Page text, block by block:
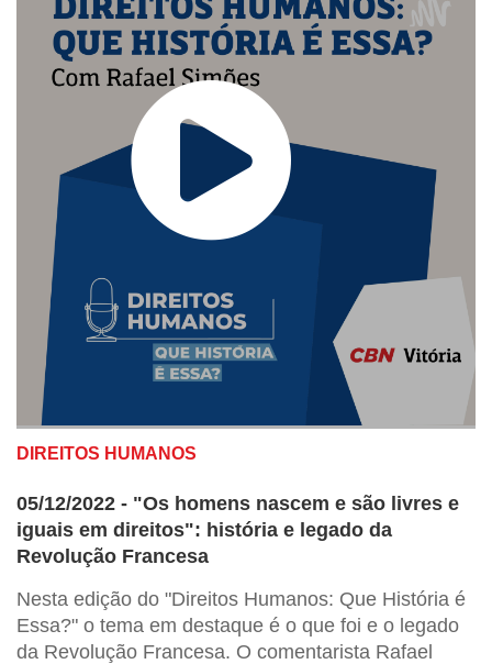
DIREITOS HUMANOS
05/12/2022 - "Os homens nascem e são livres e
iguais em direitos": história e legado da
Revolução Francesa
Nesta edição do "Direitos Humanos: Que História é
Essa?" o tema em destaque é o que foi e o legado
da Revolução Francesa. O comentarista Rafael